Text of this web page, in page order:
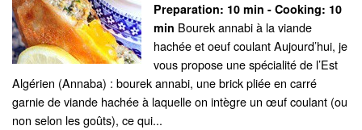
Preparation: 10 min - Cooking: 10
min Bourek annabi à la viande
hachée et oeuf coulant Aujourd’hui, je
vous propose une spécialité de l’Est
Algérien (Annaba) : bourek annabi, une brick pliée en carré
garnie de viande hachée à laquelle on intègre un œuf coulant (ou
non selon les goûts), ce qui...